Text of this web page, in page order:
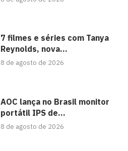
7 filmes e séries com Tanya
Reynolds, nova...
8 de agosto de 2026
AOC lança no Brasil monitor
portátil IPS de...
8 de agosto de 2026